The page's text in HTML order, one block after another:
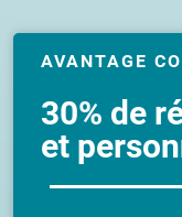
AVANTAGE
30% de
et